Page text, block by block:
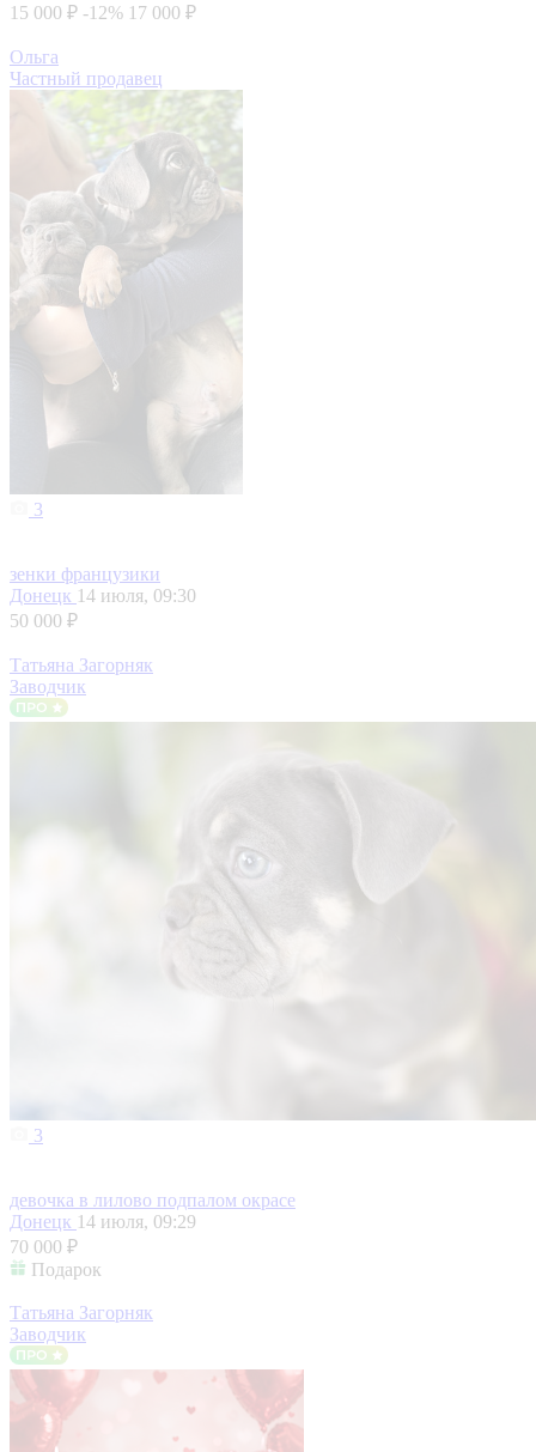
15 000 ₽ -12% 17 000 ₽
Ольга
Частный продавец
3
зенки французики
Донецк 14 июля, 09:30
50 000 ₽
Татьяна Загорняк
Заводчик
3
девочка в лилово подпалом окрасе
Донецк 14 июля, 09:29
70 000 ₽
Подарок
Татьяна Загорняк
Заводчик